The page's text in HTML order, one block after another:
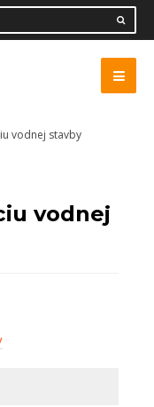
vodnej stavby
vodnej